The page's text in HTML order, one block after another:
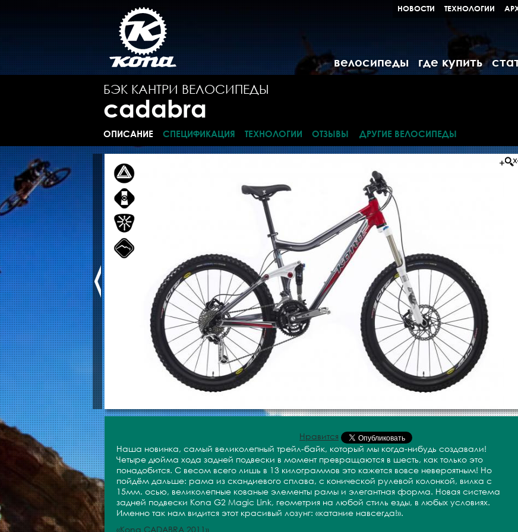
НОВОСТИ ТЕХНОЛОГИИ
велосипеды где купить
БЭК КАНТРИ ВЕЛОСИПЕДЫ
cadabra
ОПИСАНИЕ СПЕЦИФИКАЦИЯ ТЕХНОЛОГИИ ОТЗЫВЫ ДРУГИЕ ВЕЛОСИПЕДЫ
Нравится
Наша новинка, самый великолепный трейл-байк, который мы когда-нибудь создавали!
Четыре дюйма хода задней подвески в момент превращаются в шесть, как только это
понадобится. С весом всего лишь в 13 килограммов это кажется вовсе невероятным! Но
пойдём дальше: рама из скандиевого сплава, с конической рулевой колонкой, вилка с
15мм. осью, великолепные кованые элементы рамы и элегантная форма. Новая система
задней подвески Kona G2 Magic Link, геометрия на любой стиль езды, в любых условиях.
Именно так нам видится этот красивый лозунг: «катание навсегда!».
«Kona CADABRA 2011»